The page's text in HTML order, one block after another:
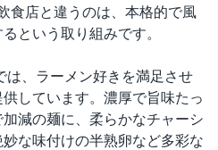
食店と違うのは、本格的で風
という取り組みです。
は、ラーメン好きを満足させ
しています。濃厚で旨味たっ
減の麺に、柔らかなチャーシ
な味付けの半熟卵など多彩な